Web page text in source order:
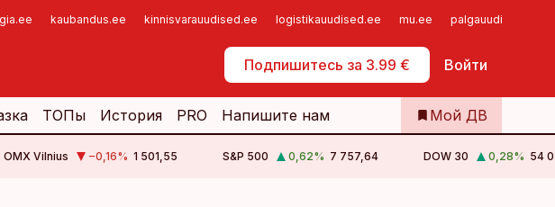
kaubandus.ee kinnisvarauudised.ee logistikauudised.ee mu.ee palgauudised.ee
Подпишитесь за 3.99 € Войти
Самообслуживание
ТОПы История PRO Напишите нам Мой ДВ
OMX Vilnius −0,16% 1 501,55 S&P 500 0,62% 7 757,64 DOW 30 0,28% 54